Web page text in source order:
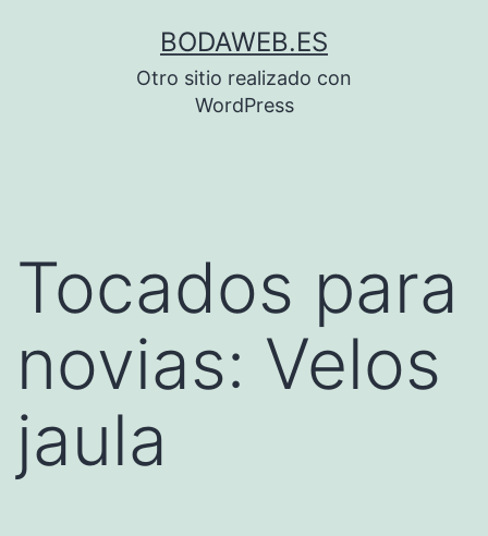
BODAWEB.ES
Otro sitio realizado con
WordPress
Tocados para
novias: Velos
jaula